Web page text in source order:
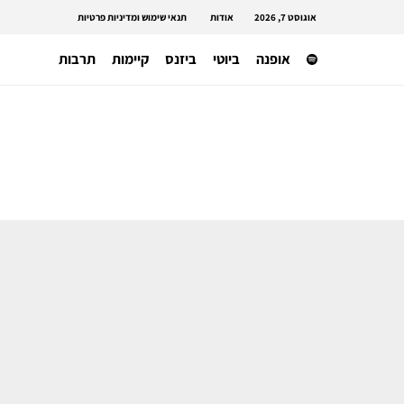
אוגוסט 7, 2026 אודות תנאי שימוש ומדיניות פרטיות
אופנה ביוטי ביזנס קיימות תרבות